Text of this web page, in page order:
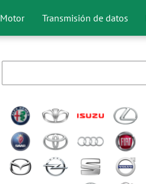
Motor Transmisión de datos